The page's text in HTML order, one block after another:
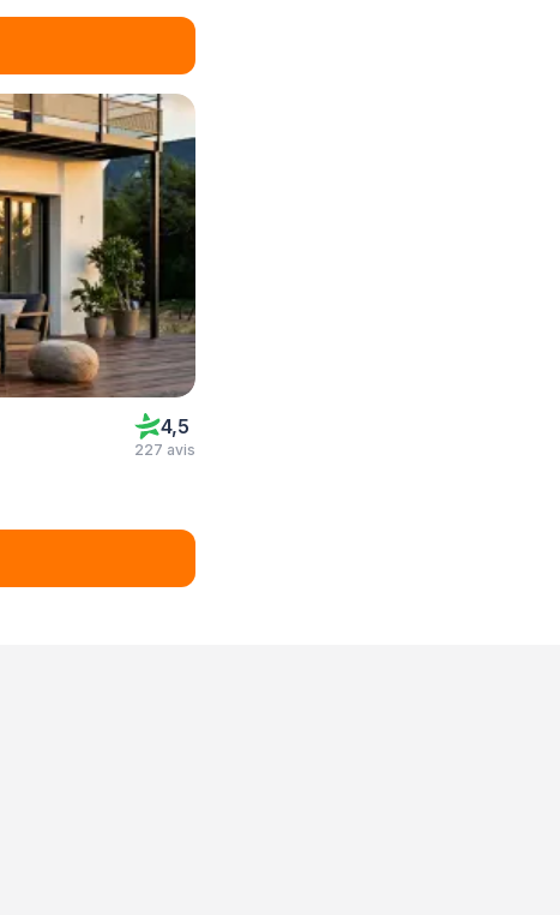
4,5
227 avis